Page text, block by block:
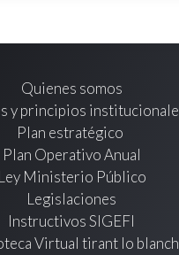
Quienes somos
y principios
Plan estratégico
Plan Operativo Anual
Ley Ministerio Público
Legislaciones
Instructivos SIGEFI
Virtual tirant lo blanch